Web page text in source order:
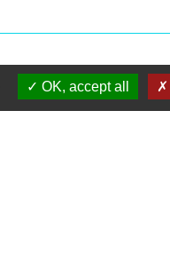
OK, accept all